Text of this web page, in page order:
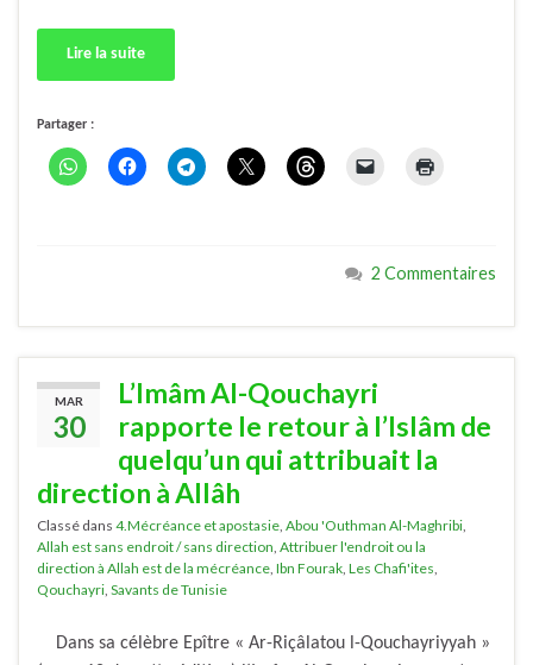
Lire la suite
Partager :
2 Commentaires
MAR
30
L’Imâm Al-Qouchayri
rapporte le retour à l’Islâm de
quelqu’un qui attribuait la
direction à Allâh
Classé dans 4.Mécréance et apostasie, Abou 'Outhman Al-Maghribi,
Allah est sans endroit / sans direction, Attribuer l'endroit ou la
direction à Allah est de la mécréance, Ibn Fourak, Les Chafi'ites,
Qouchayri, Savants de Tunisie
Dans sa célèbre Epître « Ar-Riçâlatou l-Qouchayriyyah »